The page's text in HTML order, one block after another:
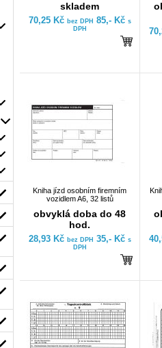
skladem
70,25 Kč bez DPH 85,- Kč s
DPH
Kniha jízd osobním firemním
vozidlem A6, 32 listů
obvyklá doba do 48
hod.
28,93 Kč bez DPH 35,- Kč s
DPH